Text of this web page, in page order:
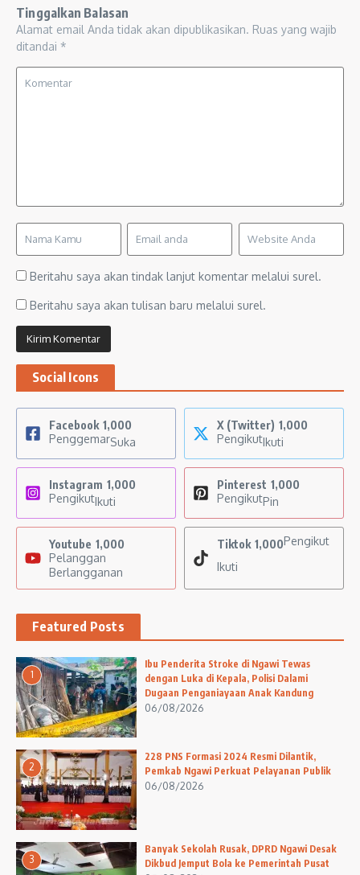
Tinggalkan Balasan
Alamat email Anda tidak akan dipublikasikan. Ruas yang wajib
ditandai *
Beritahu saya akan tindak lanjut komentar melalui surel.
Beritahu saya akan tulisan baru melalui surel.
Social Icons
Facebook 1,000
PenggemarSuka
X (Twitter) 1,000
PengikutIkuti
Instagram 1,000
PengikutIkuti
Pinterest 1,000
PengikutPin
Youtube 1,000
Pelanggan
Berlangganan
Tiktok 1,000Pengikut
Ikuti
Featured Posts
1
Ibu Penderita Stroke di Ngawi Tewas
dengan Luka di Kepala, Polisi Dalami
Dugaan Penganiayaan Anak Kandung
06/08/2026
2
228 PNS Formasi 2024 Resmi Dilantik,
Pemkab Ngawi Perkuat Pelayanan Publik
06/08/2026
3
Banyak Sekolah Rusak, DPRD Ngawi Desak
Dikbud Jemput Bola ke Pemerintah Pusat